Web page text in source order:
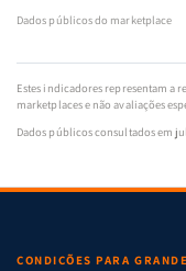
Dados públicos do marketplace
Estes indicadores representam a
marketplaces e não avaliações
Dados públicos consultados em
CONDIÇÕES PARA